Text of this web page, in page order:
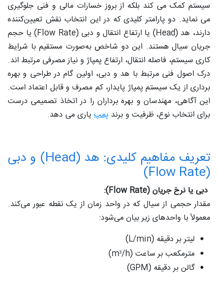
سیستم کمک می‌ کند بلکه از بروز خسارات مالی و فنی جلوگیری
می‌ نماید. دو پارامتر کلیدی که در این انتخاب نقش تعیین‌کننده
دارند، هد (Head) یا ارتفاع انتقال و دبی (Flow Rate) یا حجم
جریان سیال هستند. این دو شاخص به‌صورت مستقیم با شرایط
کاری سیستم، فاصله انتقال، ارتفاع پمپاژ و نیاز مصرفی مرتبط‌ اند.
درک اصول فنی مرتبط با هد و دبی، اولین گام در طراحی و بهره‌
برداری از یک سیستم پمپاژ پایدار، کم‌ مصرف و قابل اعتماد است.
این آگاهی، مهندسان و بهره‌ برداران را در اتخاذ تصمیمی درست
برای انتخاب نوع، ظرفیت و برند پمپ یاری می‌ دهد.
تعریف مفاهیم کلیدی: هد (Head) و دبی
(Flow Rate)
دبی یا نرخ جریان (Flow Rate):
مقدار حجمی از سیال که در واحد زمان از یک نقطه عبور می‌کند.
معمولاً با واحدهای زیر بیان می‌شود:
لیتر بر دقیقه (L/min)
مترمکعب بر ساعت (m³/h)
گالن بر دقیقه (GPM)